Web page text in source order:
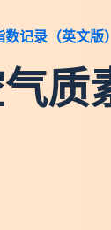
记录（英文版）
质